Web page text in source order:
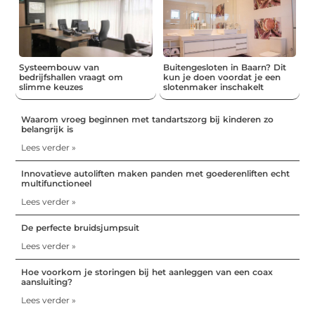
Systeembouw van
bedrijfshallen vraagt om
slimme keuzes
Buitengesloten in Baarn? Dit
kun je doen voordat je een
slotenmaker inschakelt
Waarom vroeg beginnen met tandartszorg bij kinderen zo
belangrijk is
Lees verder »
Innovatieve autoliften maken panden met goederenliften echt
multifunctioneel
Lees verder »
De perfecte bruidsjumpsuit
Lees verder »
Hoe voorkom je storingen bij het aanleggen van een coax
aansluiting?
Lees verder »